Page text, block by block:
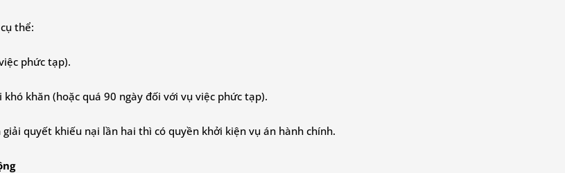
thể:
phức tạp).
khăn (hoặc quá 90 ngày đối với vụ việc phức tạp).
quyết khiếu nại lần hai thì có quyền khởi kiện vụ án hành chính.